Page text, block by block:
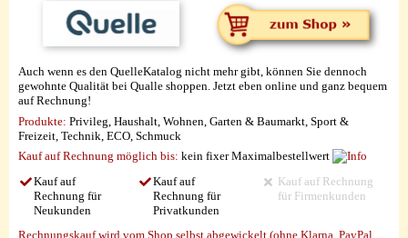
Auch wenn es den QuelleKatalog nicht mehr gibt, können Sie dennoch
gewohnte Qualität bei Qualle shoppen. Jetzt eben online und ganz bequem
auf Rechnung!
Produkte: Privileg, Haushalt, Wohnen, Garten & Baumarkt, Sport &
Freizeit, Technik, ECO, Schmuck
Kauf auf Rechnung möglich bis: kein fixer Maximalbestellwert
Kauf auf
Rechnung für
Neukunden
Kauf auf
Rechnung für
Privatkunden
Kauf auf Rechnung
für Firmenkunden
Rechnungskauf wird vom Shop selbst abgewickelt (ohne Klarna, PayPal